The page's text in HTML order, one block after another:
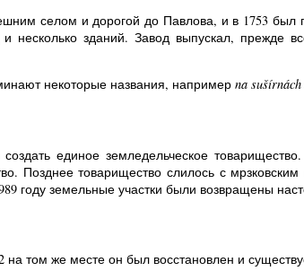
селом и дорогой до Павлова, и в 1753 был
зданий. Завод выпускал, прежде
некоторые названия, например na sušírnách
единое земледельческое
Позднее товарищество слилось с
году земельные участки были возвращены
том же месте он был восстановлен и